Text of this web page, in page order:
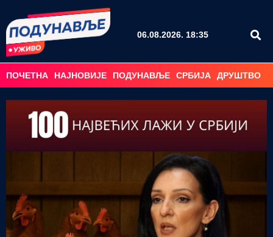
06.08.2026. 18:35
ПОЧЕТНА НАЈНОВИЈЕ ПОДУНАВЉЕ СРБИЈА ДРУШТВО